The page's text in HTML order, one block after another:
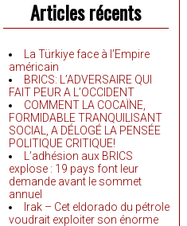
Articles récents
La Türkiye face à l’Empire
américain
BRICS: L’ADVERSAIRE QUI
FAIT PEUR A L’OCCIDENT
COMMENT LA COCAÏNE,
FORMIDABLE TRANQUILISANT
SOCIAL, A DÉLOGÉ LA PENSÉE
POLITIQUE CRITIQUE!
L’adhésion aux BRICS
explose : 19 pays font leur
demande avant le sommet
annuel
Irak – Cet eldorado du pétrole
voudrait exploiter son énorme